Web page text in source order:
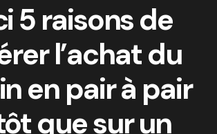
5 raisons de
l’achat du
en pair à pair
que sur un